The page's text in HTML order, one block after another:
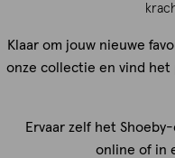
Klaar om jouw nieuwe
onze collectie en vind het
Ervaar zelf het
online of in